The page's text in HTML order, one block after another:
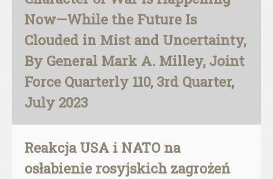
Now—While the Future Is
Clouded in Mist and Uncertainty,
By General Mark A. Milley, Joint
Force Quarterly 110, 3rd Quarter,
July 2023
Reakcja USA i NATO na
osłabienie rosyjskich zagrożeń